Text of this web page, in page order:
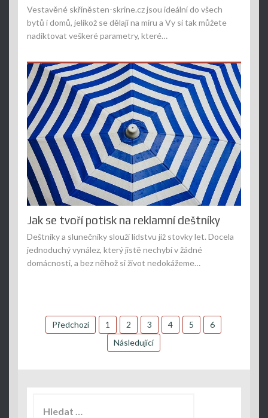
Vestavěné skříněsten-skrine.cz jsou ideální do všech
bytů i domů, jelikož se dělají na míru a Vy si tak můžete
nadiktovat veškeré parametry, které…
Jak se tvoří potisk na reklamní deštníky
Deštníky a slunečníky slouží lidstvu již stovky let. Docela
jednoduchý vynález, který jistě nechybí v žádné
domácnosti, a bez něhož si život nedokážeme…
Stránkování
Předchozí 1 2 3 4 5
6
Následující